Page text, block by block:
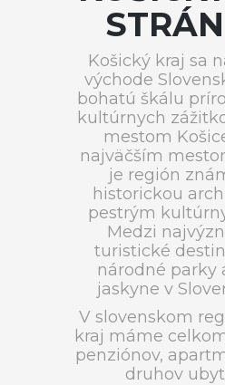
Košický kraj sa
východe
bohatú škálu
kultúrnych
mestom
najväčším
je región
historickou
pestrým
Medzi
turistické
národné parky
jaskyne v
V slovenskom
kraj máme
penziónov,
druhov